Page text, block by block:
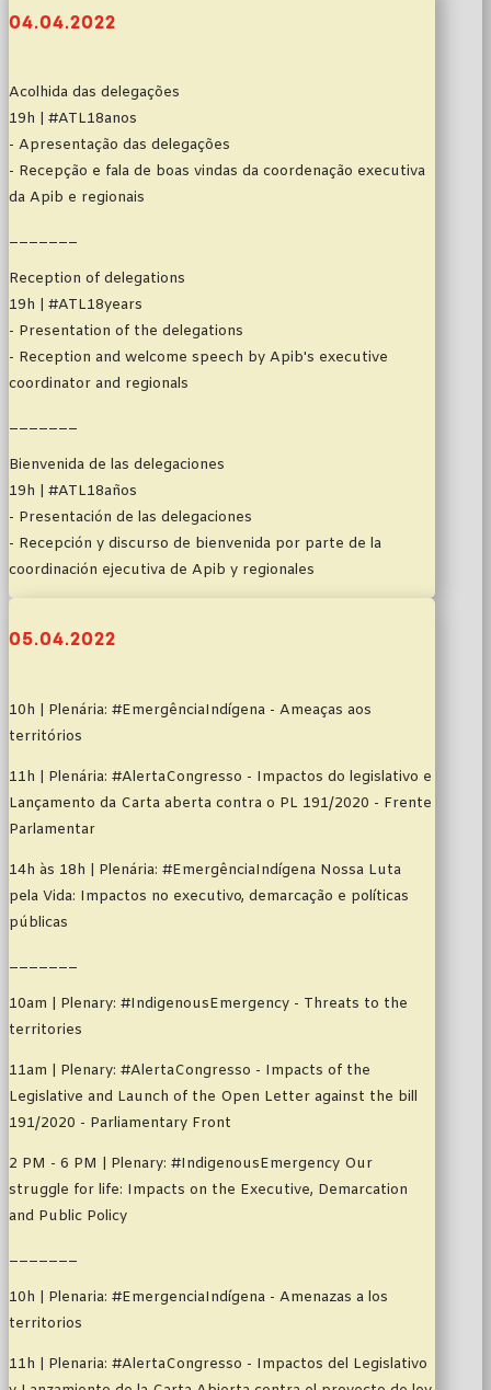
04.04.2022
Acolhida das delegações
19h | #ATL18anos
- Apresentação das delegações
- Recepção e fala de boas vindas da coordenação executiva
da Apib e regionais
_______
Reception of delegations
19h | #ATL18years
- Presentation of the delegations
- Reception and welcome speech by Apib's executive
coordinator and regionals
_______
Bienvenida de las delegaciones
19h | #ATL18años
- Presentación de las delegaciones
- Recepción y discurso de bienvenida por parte de la
coordinación ejecutiva de Apib y regionales
05.04.2022
10h | Plenária: #EmergênciaIndígena - Ameaças aos
territórios
11h | Plenária: #AlertaCongresso - Impactos do legislativo e
Lançamento da Carta aberta contra o PL 191/2020 - Frente
Parlamentar
14h às 18h | Plenária: #EmergênciaIndígena Nossa Luta
pela Vida: Impactos no executivo, demarcação e políticas
públicas
_______
10am | Plenary: #IndigenousEmergency - Threats to the
territories
11am | Plenary: #AlertaCongresso - Impacts of the
Legislative and Launch of the Open Letter against the bill
191/2020 - Parliamentary Front
2 PM - 6 PM | Plenary: #IndigenousEmergency Our
struggle for life: Impacts on the Executive, Demarcation
and Public Policy
_______
10h | Plenaria: #EmergenciaIndígena - Amenazas a los
territorios
11h | Plenaria: #AlertaCongresso - Impactos del Legislativo